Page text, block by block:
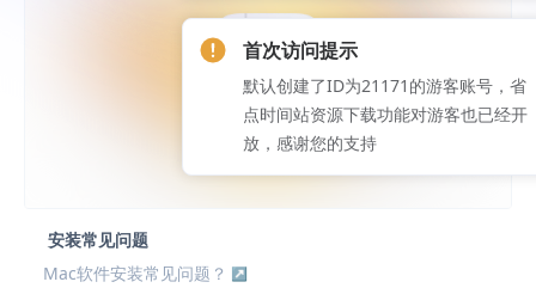
安装常见问题
Mac软件安装常见问题？
首次访问提示
默认创建了ID为21171的游客账号，省
点时间站资源下载功能对游客也已经开
放，感谢您的支持